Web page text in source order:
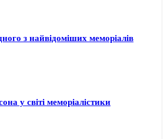
з найвідоміших меморіалів
у світі меморіалістики